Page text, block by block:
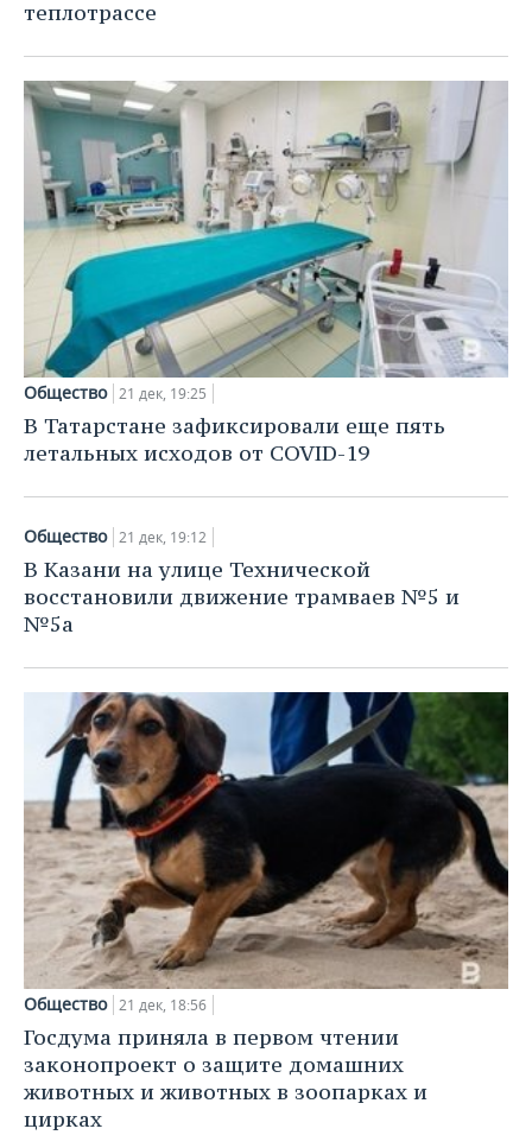
теплотрассе
Общество 21 дек, 19:25
В Татарстане зафиксировали еще пять
летальных исходов от COVID-19
Общество 21 дек, 19:12
В Казани на улице Технической
восстановили движение трамваев №5 и
№5а
Общество 21 дек, 18:56
Госдума приняла в первом чтении
законопроект о защите домашних
животных и животных в зоопарках и
цирках